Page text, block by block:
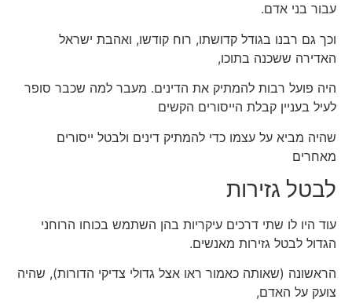
עבור בני אדם.
וכך גם רבנו בגודל קדושתו, רוח קודשו, ואהבת ישראל
האדירה ששכנה בתוכו,
היה פועל רבות להמתיק את הדינים. מעבר למה שכבר סופר
לעיל בעניין קבלת הייסורים הקשים
שהיה מביא על עצמו כדי להמתיק דינים ולבטל ייסורים
מאחרים
לבטל גזירות
עוד היו לו שתי דרכים עיקריות בהן השתמש בכוחו הרוחני
הגדול לבטל גזירות מאנשים.
הראשונה (שאותה כאמור ראו אצל גדולי צדיקי הדורות), שהיה
צועק על האדם,